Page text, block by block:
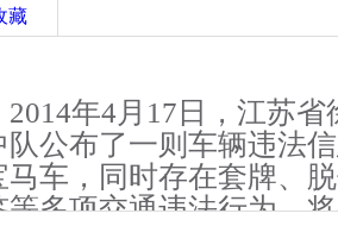
藏
年4月17日，江苏省
公布了一则车辆违法
车，同时存在套牌、
多项交通违法行为，